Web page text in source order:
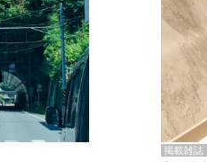
掲載雑誌
コとモダニズ
レポート記事が